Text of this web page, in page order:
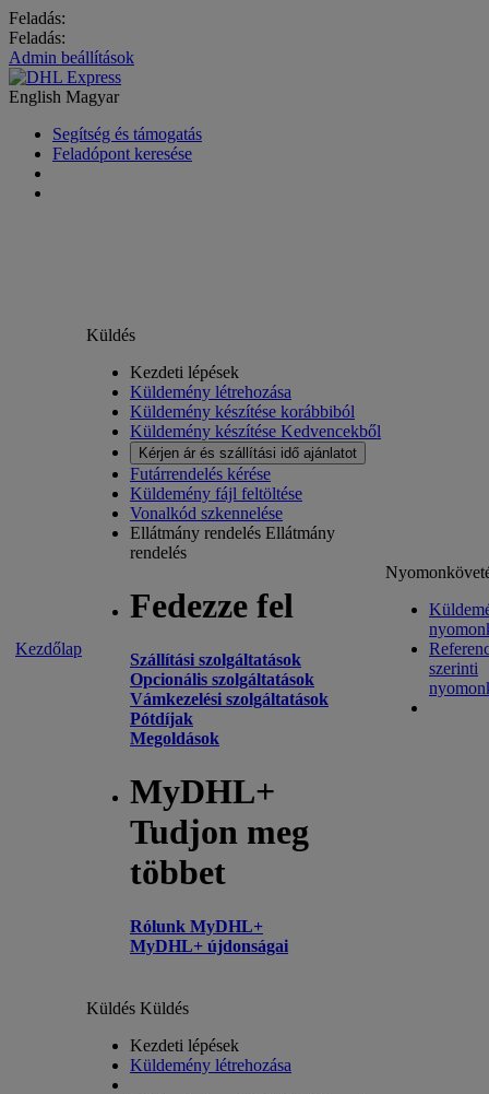
Feladás:
Feladás:
Admin beállítások
English Magyar
Segítség és támogatás
Feladópont keresése
Kezdőlap
Küldés
Kezdeti lépések
Küldemény létrehozása
Küldemény készítése korábbiból
Küldemény készítése Kedvencekből
Kérjen ár és szállítási idő ajánlatot
Futárrendelés kérése
Küldemény fájl feltöltése
Vonalkód szkennelése
Ellátmány rendelés Ellátmány
rendelés
Fedezze fel
Szállítási szolgáltatások
Opcionális szolgáltatások
Vámkezelési szolgáltatások
Pótdíjak
Megoldások
MyDHL+
Tudjon meg
többet
Rólunk MyDHL+
MyDHL+ újdonságai
szerinti
Küldés Küldés
Kezdeti lépések
Küldemény létrehozása